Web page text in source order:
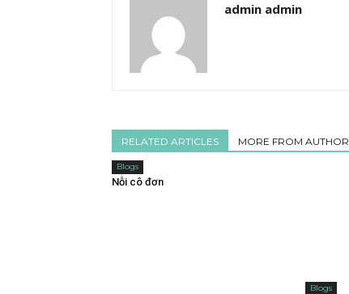
admin admin
RELATED ARTICLES MORE FROM AUTHOR
Blogs
Nỗi cô đơn
Blogs